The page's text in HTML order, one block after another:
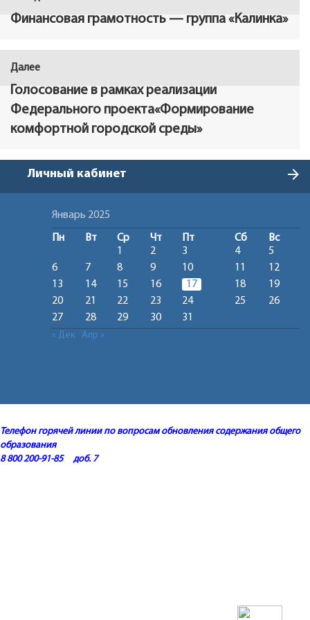
записям
Финансовая грамотность — группа «Калинка»
Далее
Голосование в рамках реализации
Федерального проекта«Формирование
комфортной городской среды»
Личный кабинет arrow_forward
Январь 2025
Пн Вт Ср Чт Пт Сб
Вс
1
2 3 4
5
6
7 8 9 10 11
12
13
14 15 16 17 18
19
20
21 22 23 24 25
26
27
28 29 30 31
« Дек Апр »
Телефон горячей линии по вопросам обновления содержания общего
образования
8 800 200-91-85 доб. 7